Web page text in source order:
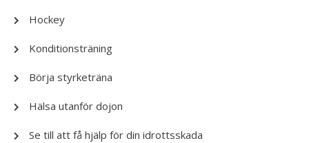
Hockey
Konditionsträning
Börja styrketräna
Hälsa utanför dojon
Se till att få hjälp för din idrottsskada